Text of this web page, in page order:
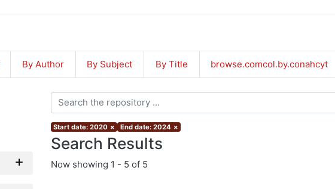
By Author By Subject By Title browse.comcol.by.conahcyt
Start date: 2020 × End date: 2024 ×
Search Results
Now showing 1 - 5 of 5